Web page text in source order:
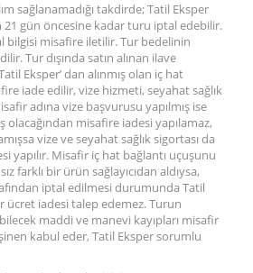
sağlanamadığı takdirde; Tatil Eksper
gün öncesine kadar turu iptal edebilir.
bilgisi misafire iletilir. Tur bedelinin
Tur dışında satın alınan ilave
Eksper’ dan alınmış olan iç hat
iade edilir, vize hizmeti, seyahat sağlık
adına vize başvurusu yapılmış ise
olacağından misafire iadesi yapılamaz,
vize ve seyahat sağlık sigortası da
yapılır. Misafir iç hat bağlantı uçuşunu
farklı bir ürün sağlayıcıdan aldıysa,
iptal edilmesi durumunda Tatil
ücret iadesi talep edemez. Turun
maddi ve manevi kayıpları misafir
kabul eder, Tatil Eksper sorumlu